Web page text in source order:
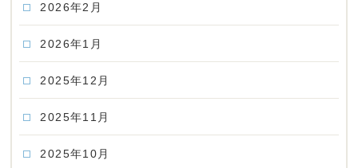
2026年2月
2026年1月
2025年12月
2025年11月
2025年10月